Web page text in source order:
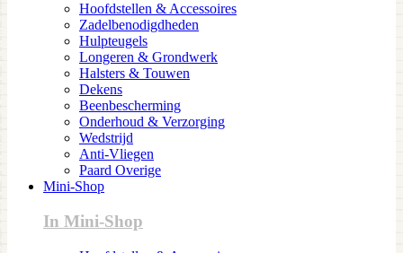
Hoofdstellen & Accessoires
Zadelbenodigdheden
Hulpteugels
Longeren & Grondwerk
Halsters & Touwen
Dekens
Beenbescherming
Onderhoud & Verzorging
Wedstrijd
Anti-Vliegen
Paard Overige
Mini-Shop
In Mini-Shop